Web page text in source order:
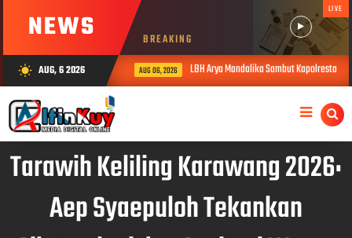
NEWS BREAKING
LIVE
wb_sunny AUG, 6 2026 AUG 06, 2026 LBH Arya Mandalika Sambut Kapolresta
Tarawih Keliling Karawang 2026:
Aep Syaepuloh Tekankan